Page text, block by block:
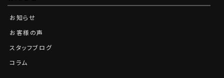
お知らせ
お客様の声
スタッフブログ
コラム